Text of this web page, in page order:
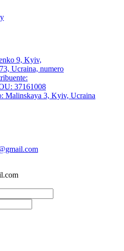
9, Kyiv,
Ucraina, numero
37161008
Malinskaya 3, Kyiv, Ucraina